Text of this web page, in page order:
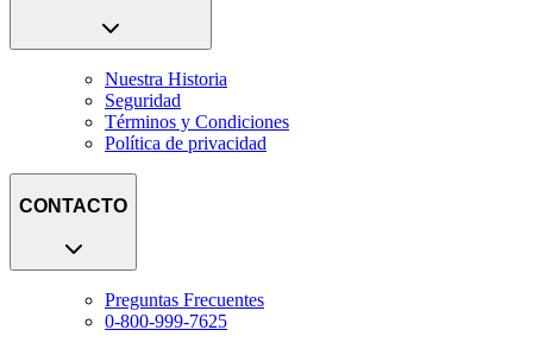
Nuestra Historia
Seguridad
Términos y Condiciones
Política de privacidad
CONTACTO
Preguntas Frecuentes
0-800-999-7625